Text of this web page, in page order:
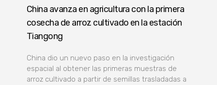
China avanza en agricultura con la primera
cosecha de arroz cultivado en la estación
Tiangong
China dio un nuevo paso en la investigación
espacial al obtener las primeras muestras de
arroz cultivado a partir de semillas trasladadas a